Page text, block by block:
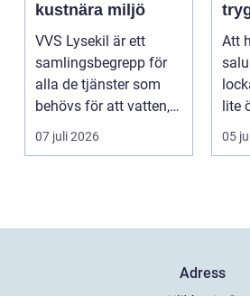
kustnära miljö
VVS Lysekil är ett
samlingsbegrepp för
alla de tjänster som
behövs för att vatten,
värme och avlopp ...
07 juli 2026
köp
Att
lite
05
Adress